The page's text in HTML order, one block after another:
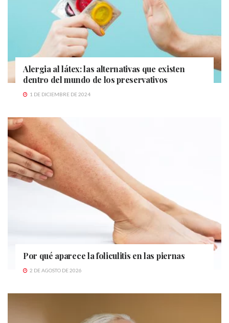
Alergia al látex: las alternativas que existen
dentro del mundo de los preservativos
1 DE DICIEMBRE DE 2024
Por qué aparece la foliculitis en las piernas
2 DE AGOSTO DE 2026